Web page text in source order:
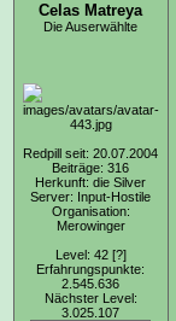
Celas Matreya
Die Auserwählte
Redpill seit: 20.07.2004
Beiträge: 316
Herkunft: die Silver
Server: Input-Hostile
Organisation:
Merowinger
Level: 42 [?]
Erfahrungspunkte:
2.545.636
Nächster Level:
3.025.107